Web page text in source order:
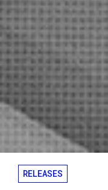
RELEASES